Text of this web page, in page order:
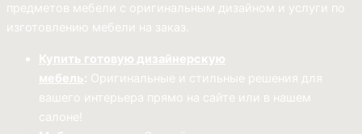
предметов мебели с оригинальным дизайном и услуги по
изготовлению мебели на заказ.
Купить готовую дизайнерскую
мебель: Оригинальные и стильные решения для
вашего интерьера прямо на сайте или в нашем
салоне!